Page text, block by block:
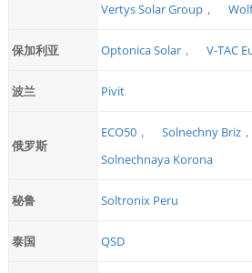
Vertys Solar Group，
保加利亚 Optonica Solar， V-TAC
波兰 Pivit
俄罗斯
ECO50， Solnechny Briz，
Solnechnaya Korona
秘鲁 Soltronix Peru
泰国 QSD